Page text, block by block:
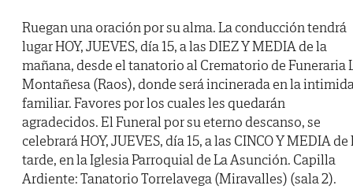
Ruegan una oración por su alma. La conducción tendrá
lugar HOY, JUEVES, día 15, a las DIEZ Y MEDIA de la
mañana, desde el tanatorio al Crematorio de Funeraria
Montañesa (Raos), donde será incinerada en la
familiar. Favores por los cuales les quedarán
agradecidos. El Funeral por su eterno descanso, se
celebrará HOY, JUEVES, día 15, a las CINCO Y MEDIA de
tarde, en la Iglesia Parroquial de La Asunción. Capilla
Ardiente: Tanatorio Torrelavega (Miravalles) (sala 2).